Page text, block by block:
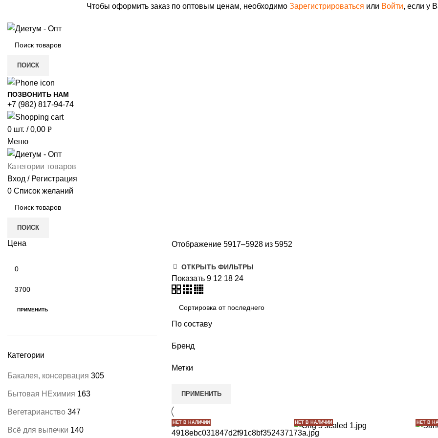
Чтобы оформить заказ по оптовым ценам, необходимо Зарегистрироваться или Войти, если у
ПОИСК
ПОЗВОНИТЬ НАМ
+7 (982) 817-94-74
0 шт. / 0,00 Р
Меню
Категории товаров
Вход / Регистрация
0 Список желаний
ПОИСК
Цена
цена
цена
ПРИМЕНИТЬ
Категории
Бакалея, консервация 305
Бытовая НЕхимия 163
Вегетарианство 347
Всё для выпечки 140
Отображение 5917–5928 из 5952
ОТКРЫТЬ ФИЛЬТРЫ
Показать 9 12 18 24
По составу
Бренд
Метки
ПРИМЕНИТЬ
НЕТ В НАЛИЧИИ НЕТ В НАЛИЧИИ НЕТ В